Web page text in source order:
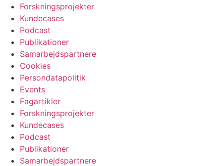
Forskningsprojekter
Kundecases
Podcast
Publikationer
Samarbejdspartnere
Cookies
Persondatapolitik
Events
Fagartikler
Forskningsprojekter
Kundecases
Podcast
Publikationer
Samarbejdspartnere